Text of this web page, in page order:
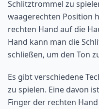
Schlitztrommel zu
waagerechten Position
rechten Hand auf die
Hand kann man die
schließen, um den Ton
Es gibt verschiedene
zu spielen. Eine davon
Finger der rechten